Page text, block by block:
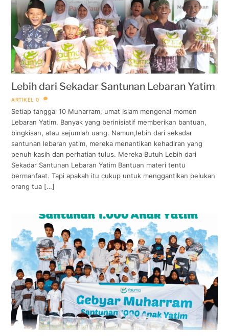
Lebih dari Sekadar Santunan Lebaran Yatim
ARTIKEL 0
Setiap tanggal 10 Muharram, umat Islam mengenal momen
Lebaran Yatim. Banyak yang berinisiatif memberikan bantuan,
bingkisan, atau sejumlah uang. Namun,lebih dari sekadar
santunan lebaran yatim, mereka menantikan kehadiran yang
penuh kasih dan perhatian tulus. Mereka Butuh Lebih dari
Sekadar Santunan Lebaran Yatim Bantuan materi tentu
bermanfaat. Tapi apakah itu cukup untuk menggantikan pelukan
orang tua […]